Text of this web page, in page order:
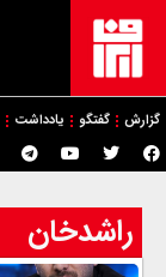
گزارش گفتگو یادداشت
راشدخان